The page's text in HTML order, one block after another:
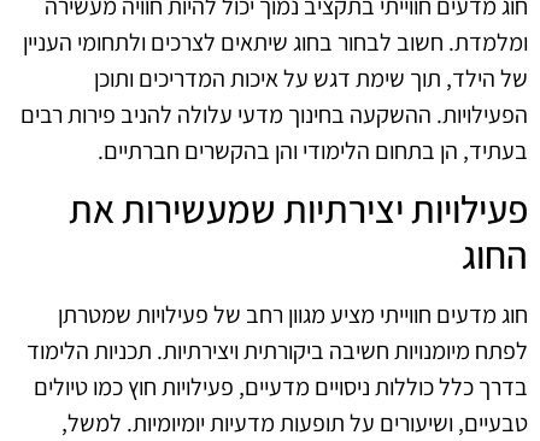
ומלמדת. חשוב לבחור בחוג שיתאים לצרכים ולתחומי העניין
של הילד, תוך שימת דגש על איכות המדריכים ותוכן
הפעילויות. ההשקעה בחינוך מדעי עלולה להניב פירות רבים
בעתיד, הן בתחום הלימודי והן בהקשרים חברתיים.
פעילויות יצירתיות שמעשירות את
החוג
חוג מדעים חווייתי מציע מגוון רחב של פעילויות שמטרתן
לפתח מיומנויות חשיבה ביקורתית ויצירתיות. תכניות הלימוד
בדרך כלל כוללות ניסויים מדעיים, פעילויות חוץ כמו טיולים
טבעיים, ושיעורים על תופעות מדעיות יומיומיות. למשל,